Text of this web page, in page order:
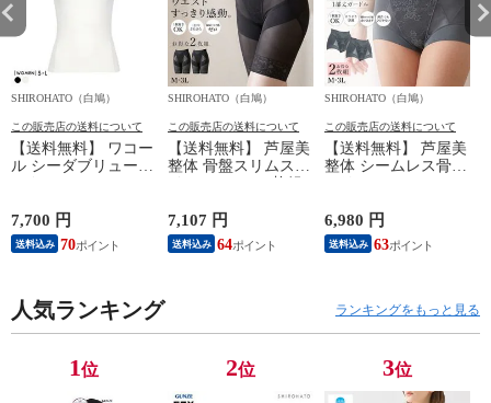
SHIROHATO（白鳩）
この販売店の送料について
【送料無料】 ワコー
ル シーダブリューエ
柔流 ノースリーブ
トップス タンクトッ
プ Uネック JAY390
7,700 円
送料込み 70
SHIROHATO（白鳩）
この販売店の送料について
【送料無料】 芦屋美
整体 骨盤スリムスタ
矯正 骨盤補正 補正
下着 シームレス レ
ディース
7,107 円
送料込み 64
SHIROHATO（白鳩）
この販売店の送料について
【送料無料】 芦屋美
整体 シームレス骨盤
ガードル 骨盤矯正
骨盤補正 補正下着
シームレス レディー
6,980 円
送料込み 63
人気ランキング ランキングをもっと見る
1位 2位 3位